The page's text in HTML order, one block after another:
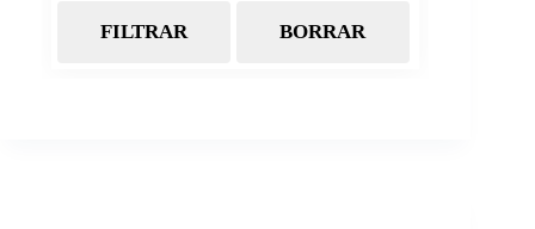
Almacenamiento
FILTRAR BORRAR